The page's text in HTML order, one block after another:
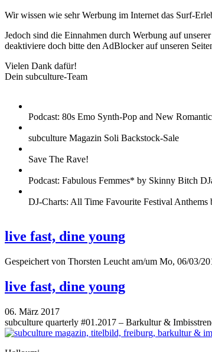
Wir wissen wie sehr Werbung im Internet das Surf-
Jedoch sind die Einnahmen durch Werbung auf
deaktiviere doch bitte den AdBlocker auf unseren
Vielen Dank dafür!
Dein subculture-Team
Podcast: 80s Emo Synth-Pop and New
subculture Magazin Soli Backstock-Sale
Save The Rave!
Podcast: Fabulous Femmes* by Skinny Bitch
DJ-Charts: All Time Favourite Festival
live fast, dine young
Gespeichert von Thorsten Leucht am/um Mo, 06/03/
live fast, dine young
06. März 2017
subculture quarterly #01.2017 – Barkultur &